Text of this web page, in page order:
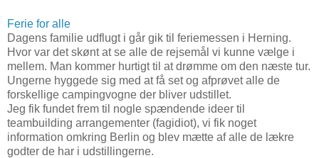
Ferie for alle
Dagens familie udflugt i går gik til feriemessen i Herning.
Hvor var det skønt at se alle de rejsemål vi kunne vælge i
mellem. Man kommer hurtigt til at drømme om den næste tur.
Ungerne hyggede sig med at få set og afprøvet alle de
forskellige campingvogne der bliver udstillet.
Jeg fik fundet frem til nogle spændende ideer til
teambuilding arrangementer (fagidiot), vi fik noget
information omkring Berlin og blev mætte af alle de lækre
godter de har i udstillingerne.